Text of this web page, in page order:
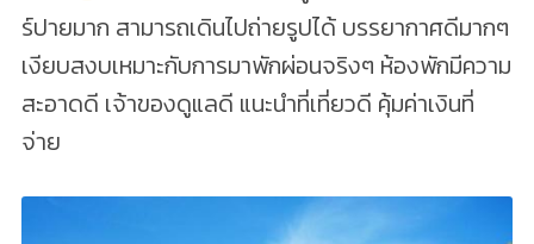
ร์ปายมาก สามารถเดินไปถ่ายรูปได้ บรรยากาศดีมากๆ
เงียบสงบเหมาะกับการมาพักผ่อนจริงๆ ห้องพักมีความ
สะอาดดี เจ้าของดูแลดี แนะนำที่เที่ยวดี คุ้มค่าเงินที่
จ่าย